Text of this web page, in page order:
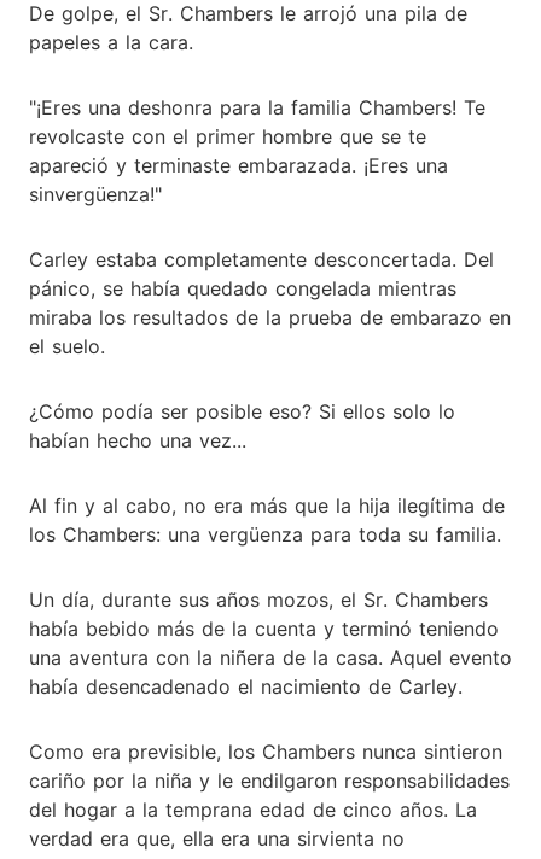
De golpe, el Sr. Chambers le arrojó una pila de
papeles a la cara.
"¡Eres una deshonra para la familia Chambers! Te
revolcaste con el primer hombre que se te
apareció y terminaste embarazada. ¡Eres una
sinvergüenza!"
Carley estaba completamente desconcertada. Del
pánico, se había quedado congelada mientras
miraba los resultados de la prueba de embarazo en
el suelo.
¿Cómo podía ser posible eso? Si ellos solo lo
habían hecho una vez...
Al fin y al cabo, no era más que la hija ilegítima de
los Chambers: una vergüenza para toda su familia.
Un día, durante sus años mozos, el Sr. Chambers
había bebido más de la cuenta y terminó teniendo
una aventura con la niñera de la casa. Aquel evento
había desencadenado el nacimiento de Carley.
Como era previsible, los Chambers nunca sintieron
cariño por la niña y le endilgaron responsabilidades
del hogar a la temprana edad de cinco años. La
verdad era que, ella era una sirvienta no